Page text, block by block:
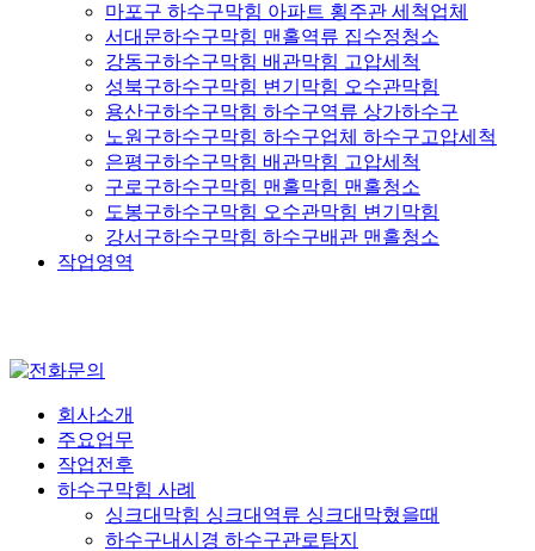
마포구 하수구막힘 아파트 횡주관 세척업체
서대문하수구막힘 맨홀역류 집수정청소
강동구하수구막힘 배관막힘 고압세척
성북구하수구막힘 변기막힘 오수관막힘
용산구하수구막힘 하수구역류 상가하수구
노원구하수구막힘 하수구업체 하수구고압세척
은평구하수구막힘 배관막힘 고압세척
구로구하수구막힘 맨홀막힘 맨홀청소
도봉구하수구막힘 오수관막힘 변기막힘
강서구하수구막힘 하수구배관 맨홀청소
작업영역
회사소개
주요업무
작업전후
하수구막힘 사례
싱크대막힘 싱크대역류 싱크대막혔을때
하수구내시경 하수구관로탐지